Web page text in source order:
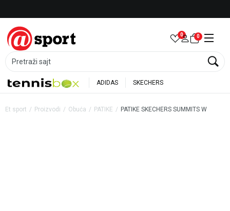
Pretraži sajt
0 0
ADIDAS SKECHERS
Et sport Proizvodi Obuća PATIKE PATIKE SKECHERS SUMMITS W